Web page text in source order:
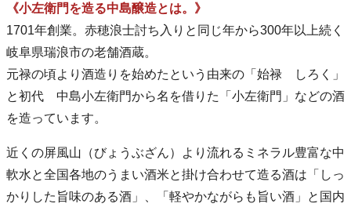
《小左衛門を造る中島醸造とは。》
1701年創業。赤穂浪士討ち入りと同じ年から300年以上続く
岐阜県瑞浪市の老舗酒蔵。
元禄の頃より酒造りを始めたという由来の「始禄 しろく」
と初代 中島小左衛門から名を借りた「小左衛門」などの酒
を造っています。
近くの屏風山（びょうぶざん）より流れるミネラル豊富な中
軟水と全国各地のうまい酒米と掛け合わせて造る酒は「しっ
かりした旨味のある酒」、「軽やかながらも旨い酒」と国内